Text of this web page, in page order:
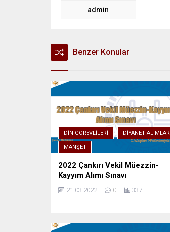
admin
Benzer Konular
DIN GÖREVLILERI DIYANET ALIMLARI
MANŞET
2022 Çankırı Vekil Müezzin-
Kayyım Alımı Sınavı
21.03.2022 0 337